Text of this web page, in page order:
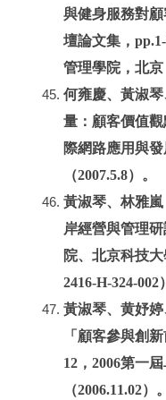
與健身服務對
壇論文集，
管理學院，北京
何雍慶、黃淑
量：顧客價值
際網路應用與
（2007.5.8）。
黃淑琴、林雅
岸經營與管理
院、北京科技
2416-H-324-002
黃淑琴、黄妤
「顧客參與創
12，2006第一
（2006.11.02）。